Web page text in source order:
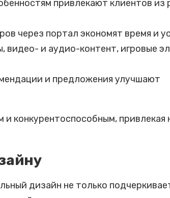
привлекают клиентов из
через портал экономят время и
видео- и аудио-контент, игровые
и предложения улучшают
конкурентоспособным, привлекая
дизайн не только